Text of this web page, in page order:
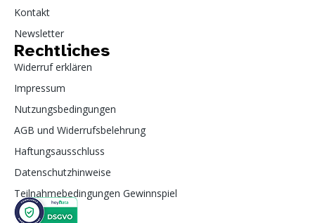
Kontakt
Newsletter
Rechtliches
Widerruf erklären
Impressum
Nutzungsbedingungen
AGB und Widerrufsbelehrung
Haftungsausschluss
Datenschutzhinweise
Teilnahmebedingungen Gewinnspiel